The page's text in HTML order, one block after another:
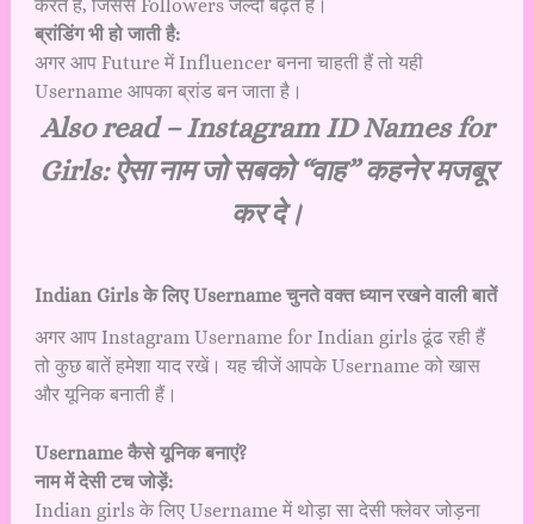
करते हैं, जिससे Followers जल्दी बढ़ते हैं।
ब्रांडिंग भी हो जाती है:
अगर आप Future में Influencer बनना चाहती हैं तो यही
Username आपका ब्रांड बन जाता है।
Also read –Instagram ID Names for
Girls: ऐसा नाम जो सबको “वाह” कहनेर मजबूर
कर दे।
Indian Girls के लिए Username चुनते वक्त ध्यान रखने वाली बातें
अगर आप Instagram Username for Indian girls ढूंढ रही हैं
तो कुछ बातें हमेशा याद रखें। यह चीजें आपके Username को खास
और यूनिक बनाती हैं।
Username कैसे यूनिक बनाएं?
नाम में देसी टच जोड़ें:
Indian girls के लिए Username में थोड़ा सा देसी फ्लेवर जोड़ना